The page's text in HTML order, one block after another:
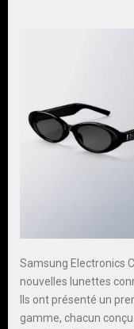
Samsung Electronics
nouvelles lunettes
Ils ont présenté un
gamme, chacun